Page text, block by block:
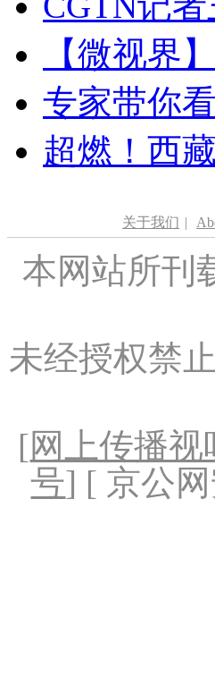
【微视界
专家带你
超燃！西
关于我们 |
本网站所刊
未经授权禁
[网上传播
号] [ 京公